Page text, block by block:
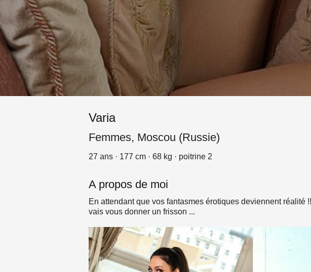
Varia
Femmes, Moscou (Russie)
27 ans · 177 cm · 68 kg · poitrine 2
A propos de moi
En attendant que vos fantasmes érotiques deviennent réalité
vais vous donner un frisson ...